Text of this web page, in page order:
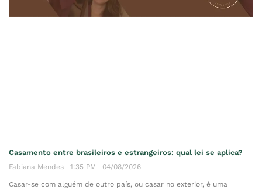
Casamento entre brasileiros e estrangeiros: qual lei se aplica?
Fabiana Mendes 1:35 PM 04/08/2026
Casar-se com alguém de outro país, ou casar no exterior, é uma